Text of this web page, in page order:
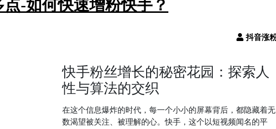
-如何快速增粉快手？
快手粉丝增长的秘密花园：探索人
性与算法的交织
在这个信息爆炸的时代，每一个小小的屏幕背后，都隐藏着无
数渴望被关注、被理解的心。快手，这个以短视频闻名的平